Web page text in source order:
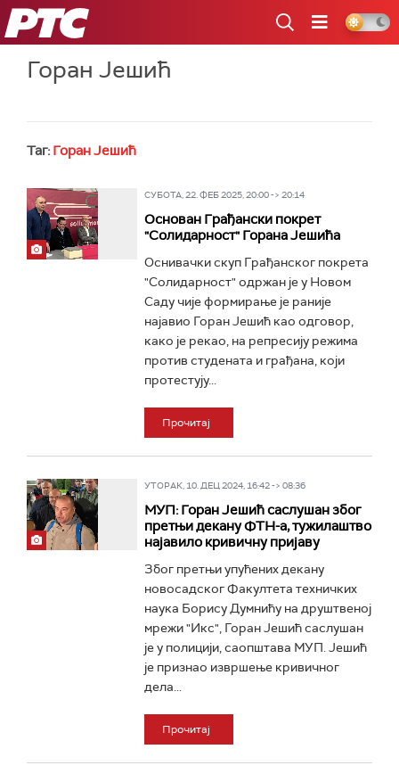
РТС
Горан Јешић
Таг: Горан Јешић
СУБОТА, 22. ФЕБ 2025, 20:00 -> 20:14
Основан Грађански покрет
"Солидарност" Горана Јешића
Oснивачки скуп Грађанског покрета
"Солидарност" одржан је у Новом
Саду чије формирање је раније
најавио Горан Јешић као одговор,
како је рекао, на репресију режима
против студeната и грађана, који
протестују...
Прочитај
УТОРАК, 10. ДЕЦ 2024, 16:42 -> 08:36
МУП: Горан Јешић саслушан због
претњи декану ФТН-а, тужилаштво
најавило кривичну пријаву
Због претњи упућених декану
новосадског Факултета техничких
наука Борису Думнићу на друштвеној
мрежи "Икс", Горан Јешић саслушан
је у полицији, саопштава МУП. Јешић
је признао извршење кривичног
дела...
Прочитај